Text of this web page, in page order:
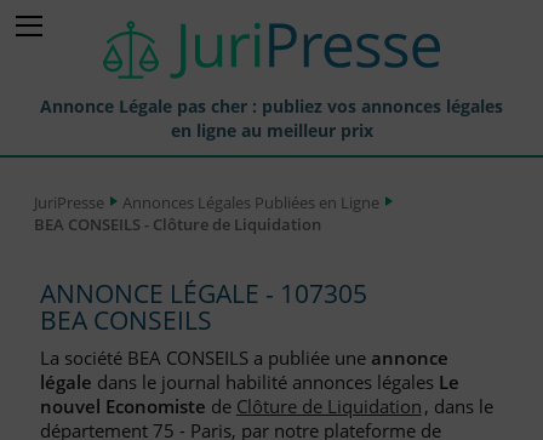
Annonce Légale pas cher : publiez vos annonces légales
en ligne au meilleur prix
Annonces Légales Publiées
Journaux Habilités (JAL) Annonces Légales
Départements pour la Publication d'Annonces Légales
Liste des Greffes
JuriPresse
Annonces Légales Publiées en Ligne
BEA CONSEILS - Clôture de Liquidation
ANNONCE LÉGALE - 107305
BEA CONSEILS
La société BEA CONSEILS a publiée une annonce
légale dans le journal habilité annonces légales Le
nouvel Economiste de Clôture de Liquidation, dans le
département 75 - Paris, par notre plateforme de